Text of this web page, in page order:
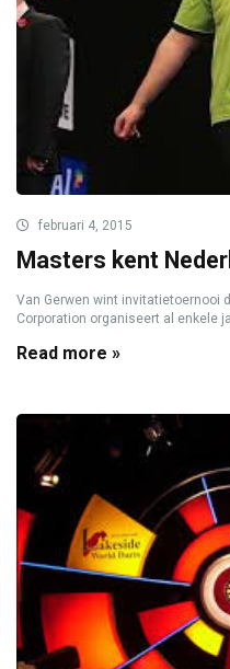
februari 4, 2015
Masters kent
Van Gerwen wint invitatietoernooi
Corporation organiseert al enkele
Read more »